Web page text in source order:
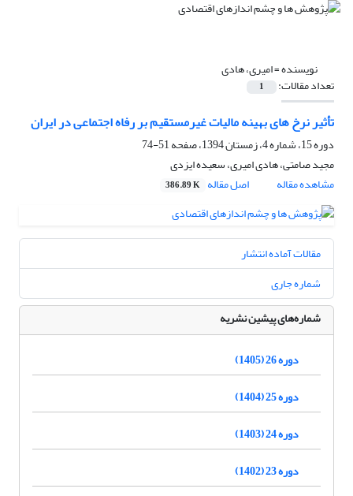
نویسنده =امیری، هادی
تعداد مقالات: 1
تأثیر نرخ های بهینه مالیات غیرمستقیم بر رفاه اجتماعی در ایران
دوره 15، شماره 4، زمستان 1394، صفحه
51-74
مجید صامتی، هادی امیری، سعیده ایزدی
مشاهده مقاله
اصل مقاله 386.89 K
مقالات آماده انتشار
شماره جاری
شماره‌های پیشین نشریه
دوره 26 (1405)
دوره 25 (1404)
دوره 24 (1403)
دوره 23 (1402)